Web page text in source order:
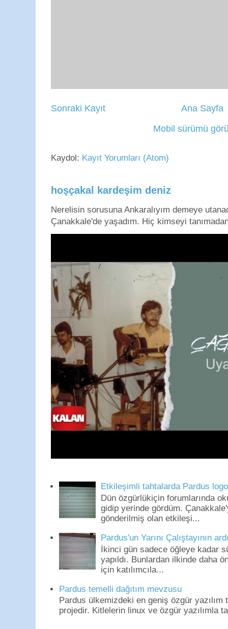
Sonraki Kayıt
Ana Sayfa
Mobil sürümü
Kaydol: Kayıt Yorumları (Atom)
hoşçakal kardeşim deniz
Nerelisin sorusuna Ankaralıyım demeye
Çanakkale'de yaşadım. Hiç kimseyi
Etkileşimli tahtalarda Pardus
Dün özgürlükiçin forumlarında
gidip yerinde gördüm.
gönderilmiş olan etkileşi...
Pardus'un Yarını Çalıştayının
İkinci gün sadece öğleye kadar
yapıldı. Bunlardan ilkinde daha
için katılımcıla...
Pardus temelli dağıtım mevzusu
Pardus ülkemizdeki en geniş özgür
projedir. Kitlelerin linux ve özgür yazılımla